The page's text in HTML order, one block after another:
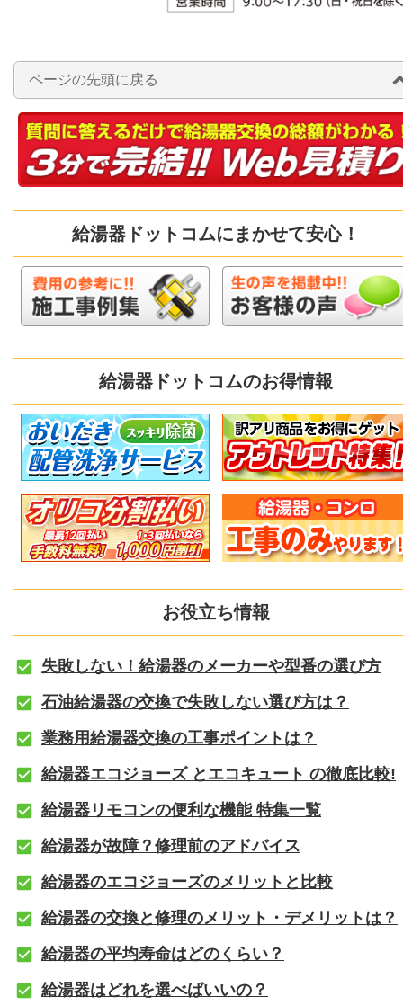
ページの先頭に戻る
給湯器ドットコムにまかせて安心！
給湯器ドットコムのお得情報
お役立ち情報
失敗しない！給湯器のメーカーや型番の選び方
石油給湯器の交換で失敗しない選び方は？
業務用給湯器交換の工事ポイントは？
給湯器エコジョーズ とエコキュート の徹底比較!
給湯器リモコンの便利な機能 特集一覧
給湯器が故障？修理前のアドバイス
給湯器のエコジョーズのメリットと比較
給湯器の交換と修理のメリット・デメリットは？
給湯器の平均寿命はどのくらい？
給湯器はどれを選べばいいの？